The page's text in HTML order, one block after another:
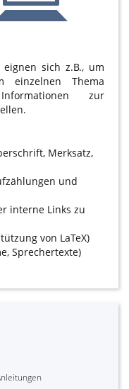
sich z.B., um
einzelnen Thema
zur
Merksatz,
und
interne Links zu
von LaTeX)
Sprechertexte)